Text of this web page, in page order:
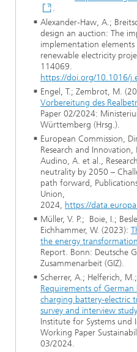
.
Alexander-Haw, A.;
design an auction: The
implementation
renewable electricity
114069.
https://doi.org/10.1016/
Engel, T.; Zembrot, M.
Vorbereitung des
Paper 02/2024:
Württemberg (Hrsg.).
European Commission,
Research and Innovation,
Audino, A. et al.,
neutrality by 2050 –
path forward,
Union,
2024, https://
Müller, V. P.; Boie, I.;
Eichhammer, W. (2023):
the energy
Report. Bonn: Deutsche
Zusammenarbeit (GIZ).
Scherrer, A.; Helferich,
Requirements of
charging battery-electric
survey and interview study
Institute for Systems und
Working Paper
03/2024.